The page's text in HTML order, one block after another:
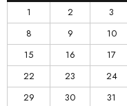
1
2 3
8
9 10
15
16 17
22
23 24
29
30 31